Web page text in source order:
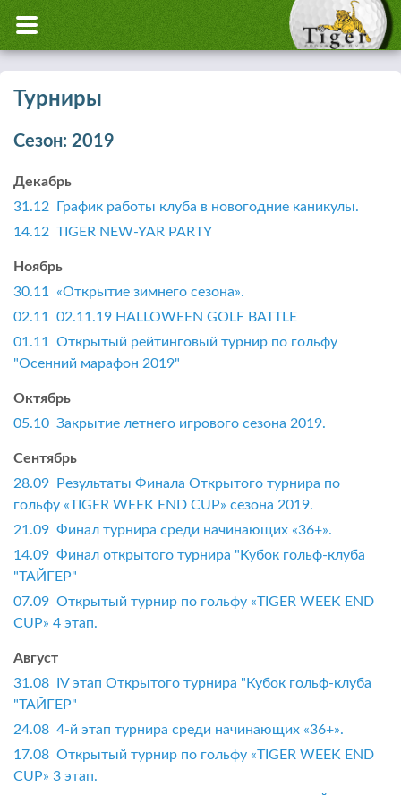
Турниры
Cезон: 2019
Декабрь
31.12 График работы клуба в новогодние каникулы.
14.12 TIGER NEW-YAR PARTY
Ноябрь
30.11 «Открытие зимнего сезона».
02.11 02.11.19 HALLOWEEN GOLF BATTLE
01.11 Открытый рейтинговый турнир по гольфу
"Осенний марафон 2019"
Октябрь
05.10 Закрытие летнего игрового сезона 2019.
Сентябрь
28.09 Результаты Финала Открытого турнира по
гольфу «TIGER WEEK END CUP» сезона 2019.
21.09 Финал турнира среди начинающих «36+».
14.09 Финал открытого турнира "Кубок гольф-клуба
"ТАЙГЕР"
07.09 Открытый турнир по гольфу «TIGER WEEK END
CUP» 4 этап.
Август
31.08 IV этап Открытого турнира "Кубок гольф-клуба
"ТАЙГЕР"
24.08 4-й этап турнира среди начинающих «36+».
17.08 Открытый турнир по гольфу «TIGER WEEK END
CUP» 3 этап.